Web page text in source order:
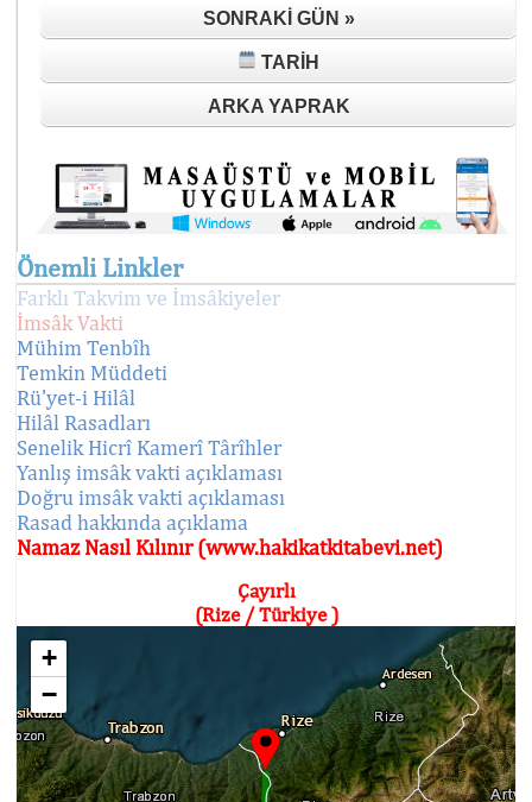
SONRAKI GÜN »
TARIH
ARKA YAPRAK
Önemli Linkler
Farklı Takvim ve İmsâkiyeler
İmsâk Vakti
Mühim Tenbîh
Temkin Müddeti
Rü'yet-i Hilâl
Hilâl Rasadları
Senelik Hicrî Kamerî Târîhler
Yanlış imsâk vakti açıklaması
Doğru imsâk vakti açıklaması
Rasad hakkında açıklama
Namaz Nasıl Kılınır (www.hakikatkitabevi.net)
Çayırlı
(Rize / Türkiye )
+
−